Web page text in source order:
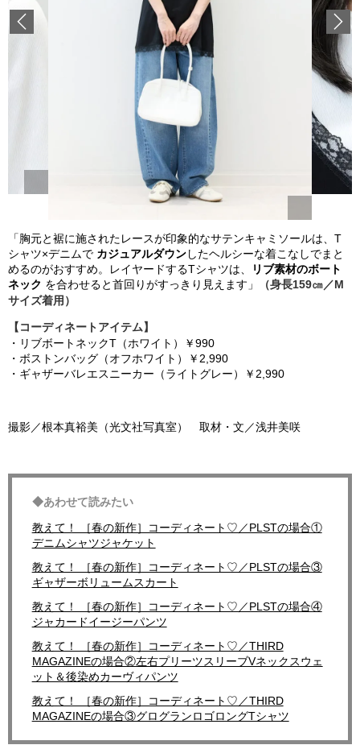
「 胸元と裾に施されたレースが印象的なサテンキャミソールは、T
シャツ×デニムで カジュアルダウン したヘルシーな着こなしでまと
めるのがおすすめ。レイヤードするTシャツは、
リブ素材のボート
ネック を合わせると首回りがすっきり見えます 」
（身長159㎝／M
サイズ着用）
【コーディネートアイテム】
・ リブボートネックT（ホワイト）￥990
・ボストンバッグ （オフホワイト） ￥ 2,990
・ギャザーバレエスニーカー（ライトグレー）￥2,990
撮影／根本真裕美（光文社写真室） 取材・文／浅井美咲
◆あわせて読みたい
教えて！ ［春の新作］コーディネート♡／PLSTの場合①
デニムシャツジャケット
教えて！ ［春の新作］コーディネート♡／PLSTの場合③
ギャザーボリュームスカート
教えて！ ［春の新作］コーディネート♡／PLSTの場合④
ジャカードイージーパンツ
教えて！ ［春の新作］コーディネート♡／THIRD
MAGAZINEの場合②左右プリーツスリーブVネックスウェ
ット＆後染めカーヴィパンツ
教えて！ ［春の新作］コーディネート♡／THIRD
MAGAZINEの場合③グログランロゴロングTシャツ